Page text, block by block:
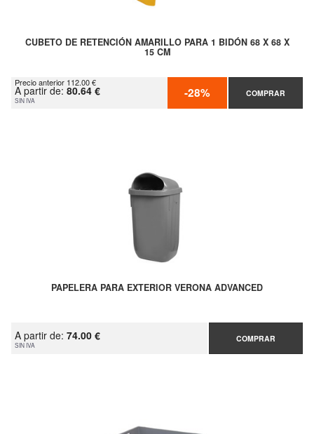
CUBETO DE RETENCIÓN AMARILLO PARA 1 BIDÓN 68 X 68 X
15 CM
Precio anterior 112.00 €
A partir de: 80.64 €
SIN IVA -28% COMPRAR
PAPELERA PARA EXTERIOR VERONA ADVANCED
A partir de: 74.00 €
SIN IVA
COMPRAR